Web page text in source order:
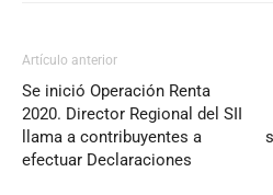
Artículo anterior
Se inició Operación Renta
2020. Director Regional del SII
llama a contribuyentes a
efectuar Declaraciones